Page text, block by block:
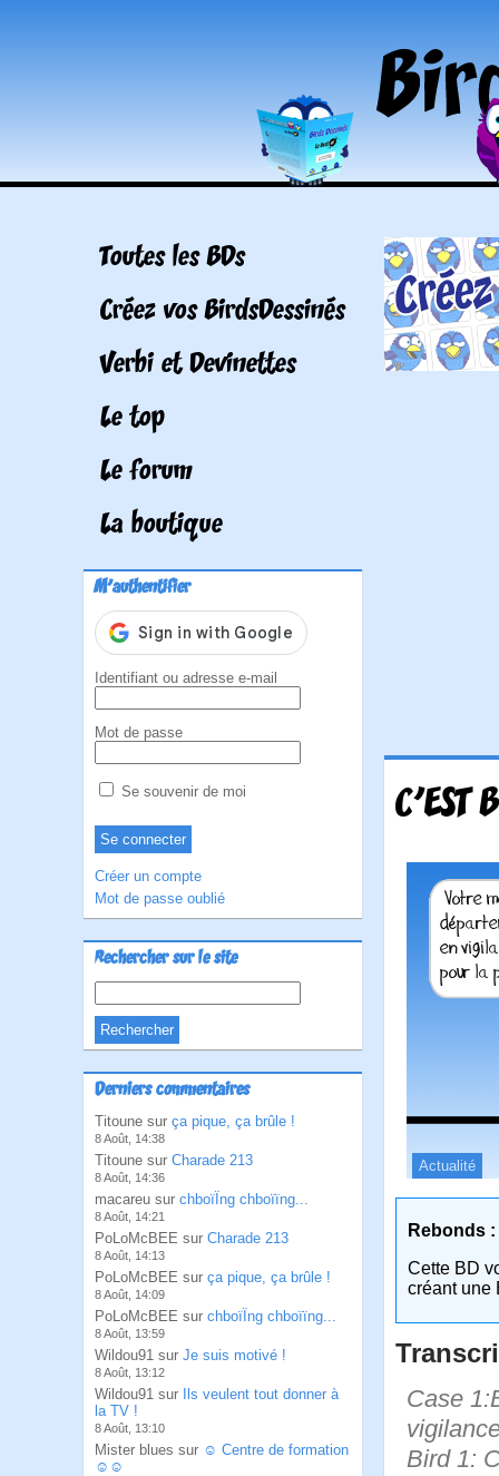
Toutes les BDs
Créez vos BirdsDessinés
Verbi et Devinettes
Le top
Le forum
La boutique
M'authentifier
Identifiant ou adresse e-mail
Mot de passe
Se souvenir de moi
Créer un compte
Mot de passe oublié
Rechercher sur le site
Derniers commentaires
Titoune sur ça pique, ça brûle !
8 Août, 14:38
Titoune sur Charade 213
8 Août, 14:36
macareu sur chboïÏng chboïïng...
8 Août, 14:21
PoLoMcBEE sur Charade 213
8 Août, 14:13
PoLoMcBEE sur ça pique, ça brûle !
8 Août, 14:09
PoLoMcBEE sur chboïÏng chboïïng...
8 Août, 13:59
Wildou91 sur Je suis motivé !
8 Août, 13:12
Wildou91 sur
Ils veulent tout donner à
la TV !
8 Août, 13:10
Mister blues sur ☺ Centre de formation
☺☺
C'EST
Actualité
Rebonds :
Cette BD
créant une
Case
Bird 1: